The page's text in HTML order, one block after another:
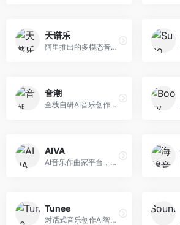
天谱乐
阿里推出的多模态音乐生成平台，整合音频与文本理解能力。面向内容创作者，支持歌词生成、旋律创作、音乐编辑等服务，与阿里生态深度整合。
音潮
全栈自研AI音乐创作平台，支持从创作到发布的完整流程。面向独立音乐人和音乐工作室，提供作词作曲、编曲混音、音乐发布等服务，创作工具专业。
AIVA
AI音乐作曲家平台，专注于古典和影视配乐创作。面向影视制作人和游戏开发者，提供原创音乐生成、配乐定制等服务，音乐风格专业，适合影视游戏配乐。
Tunee
对话式音乐创作AI智能体，支持自然语言交互创作。面向音乐爱好者，通过对话方式完成音乐创作，交互体验友好，创作过程直观。